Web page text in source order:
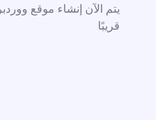
يتم الآن إنشاء موقع
قريبًا